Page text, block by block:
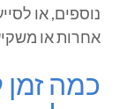
נוספים, או
אחרות או
כמה